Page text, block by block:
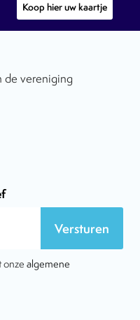
Koop hier uw kaartje
de vereniging
Versturen
onze algemene